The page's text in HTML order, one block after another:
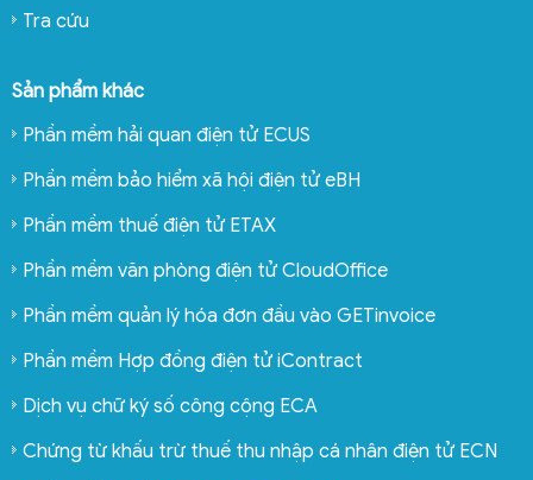
Tra cứu
Sản phẩm khác
Phần mềm hải quan điện tử ECUS
Phần mềm bảo hiểm xã hội điện tử eBH
Phần mềm thuế điện tử ETAX
Phần mềm văn phòng điện tử CloudOffice
Phần mềm quản lý hóa đơn đầu vào GETinvoice
Phần mềm Hợp đồng điện tử iContract
Dịch vụ chữ ký số công cộng ECA
Chứng từ khấu trừ thuế thu nhập cá nhân điện tử ECN